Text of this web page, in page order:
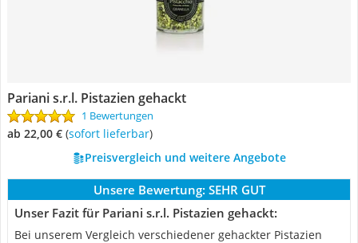
Pariani s.r.l. Pistazien gehackt
1 Bewertungen
ab 22,00 € ( Sofort lieferbar)
Preisvergleich und weitere Angebote
Unsere Bewertung: SEHR GUT
Unser Fazit für Pariani s.r.l. Pistazien gehackt:
Bei unserem Vergleich verschiedener gehackter Pistazien